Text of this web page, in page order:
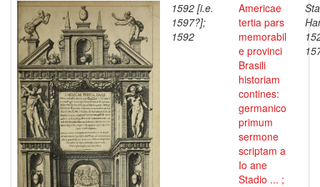
1592 [i.e.
1597?];
1592
Americae
tertia pars
memorabil
e provinci
Brasili
historiam
contines:
germanico
primum
sermone
scriptam a
Io ane
Stadio ... ;